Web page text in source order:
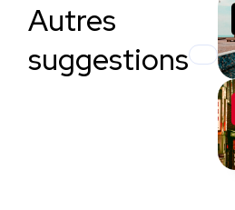
Autres
suggestions